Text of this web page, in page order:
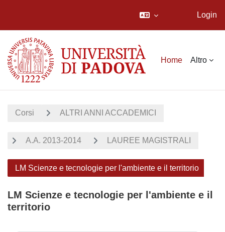
Login
Home Altro
Corsi ALTRI ANNI ACCADEMICI
A.A. 2013-2014 LAUREE MAGISTRALI
LM Scienze e tecnologie per l'ambiente e il territorio
LM Scienze e tecnologie per l'ambiente e il
territorio